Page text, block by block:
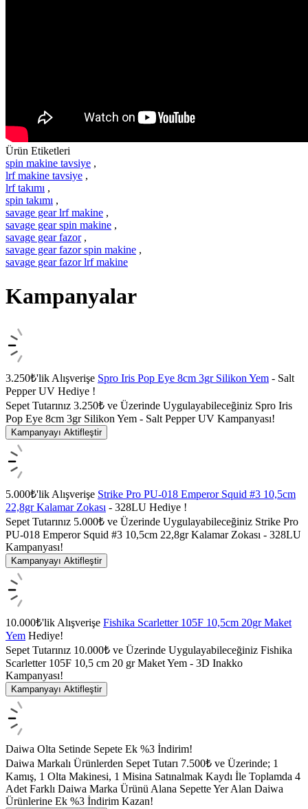
Ürün Etiketleri
spin makine tavsiye ,
lrf makine tavsiye ,
lrf takımı ,
spin takımı ,
savage gear lrf makine ,
savage gear spin makine ,
savage gear fazor ,
savage gear fazor spin makine ,
savage gear fazor lrf makine
Kampanyalar
3.250₺'lik Alışverişe Spro Iris Pop Eye 8cm 3gr Silikon Yem - Salt
Pepper UV Hediye !
Sepet Tutarınız 3.250₺ ve Üzerinde Uygulayabileceğiniz Spro Iris
Pop Eye 8cm 3gr Silikon Yem - Salt Pepper UV Kampanyası!
Kampanyayı Aktifleştir
5.000₺'lik Alışverişe Strike Pro PU-018 Emperor Squid #3 10,5cm
22,8gr Kalamar Zokası - 328LU Hediye !
Sepet Tutarınız 5.000₺ ve Üzerinde Uygulayabileceğiniz Strike Pro
PU-018 Emperor Squid #3 10,5cm 22,8gr Kalamar Zokası - 328LU
Kampanyası!
Kampanyayı Aktifleştir
10.000₺'lik Alışverişe Fishika Scarletter 105F 10,5cm 20gr Maket
Yem Hediye!
Sepet Tutarınız 10.000₺ ve Üzerinde Uygulayabileceğiniz Fishika
Scarletter 105F 10,5 cm 20 gr Maket Yem - 3D Inakko
Kampanyası!
Kampanyayı Aktifleştir
Daiwa Olta Setinde Sepete Ek %3 İndirim!
Daiwa Markalı Ürünlerden Sepet Tutarı 7.500₺ ve Üzerinde; 1
Kamış, 1 Olta Makinesi, 1 Misina Satınalmak Kaydı İle Toplamda 4
Adet Farklı Daiwa Marka Ürünü Alana Sepette Yer Alan Daiwa
Ürünlerine Ek %3 İndirim Kazan!